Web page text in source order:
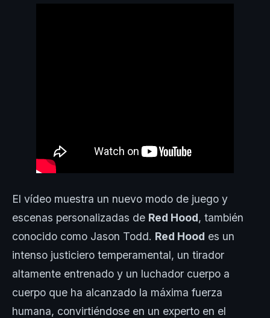
El vídeo muestra un nuevo modo de juego y
escenas personalizadas de Red Hood, también
conocido como Jason Todd. Red Hood es un
intenso justiciero temperamental, un tirador
altamente entrenado y un luchador cuerpo a
cuerpo que ha alcanzado la máxima fuerza
humana, convirtiéndose en un experto en el